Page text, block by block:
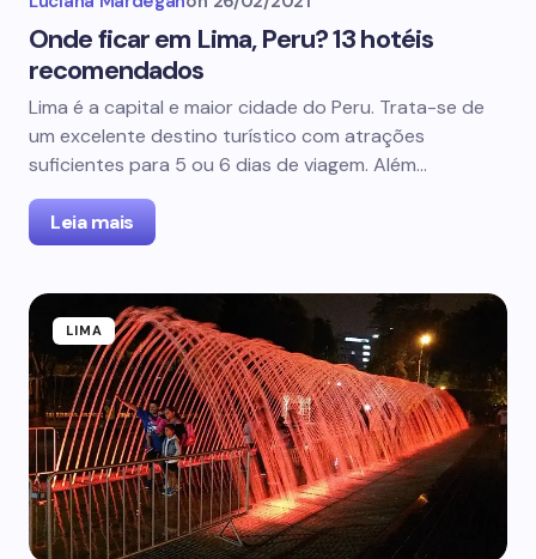
Onde ficar em Lima, Peru? 13 hotéis
recomendados
Lima é a capital e maior cidade do Peru. Trata-se de
um excelente destino turístico com atrações
suficientes para 5 ou 6 dias de viagem. Além…
Leia mais
LIMA